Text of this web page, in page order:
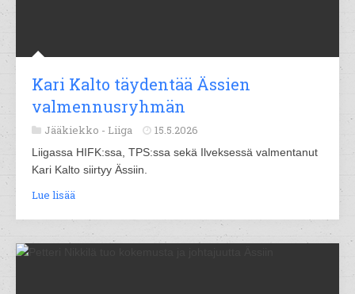
Kari Kalto täydentää Ässien
valmennusryhmän
Jääkiekko - Liiga 15.5.2026
Liigassa HIFK:ssa, TPS:ssa sekä Ilveksessä valmentanut
Kari Kalto siirtyy Ässiin.
Lue lisää